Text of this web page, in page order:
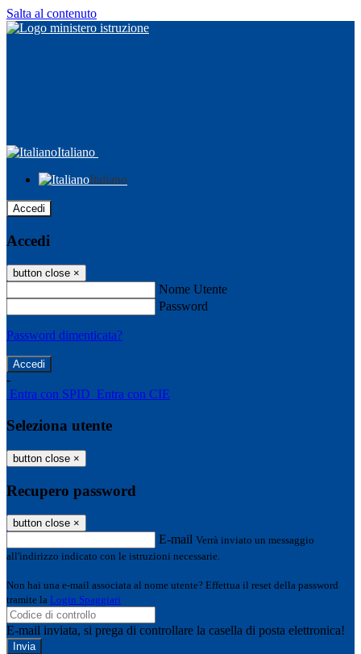
Salta al contenuto
Italiano
Italiano
Accedi
Accedi
button close ×
Nome Utente
Password
Password dimenticata?
-
Entra con SPID Entra con CIE
Seleziona utente
button close ×
Recupero password
button close ×
E-mail Verrà inviato un messaggio
all'indirizzo indicato con le istruzioni necessarie.
Non hai una e-mail associata al nome utente? Effettua il reset della password
tramite la Login Spaggiari
E-mail inviata, si prega di controllare la casella di posta elettronica!